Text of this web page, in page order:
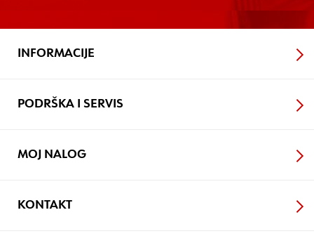
INFORMACIJE
PODRŠKA I SERVIS
MOJ NALOG
KONTAKT